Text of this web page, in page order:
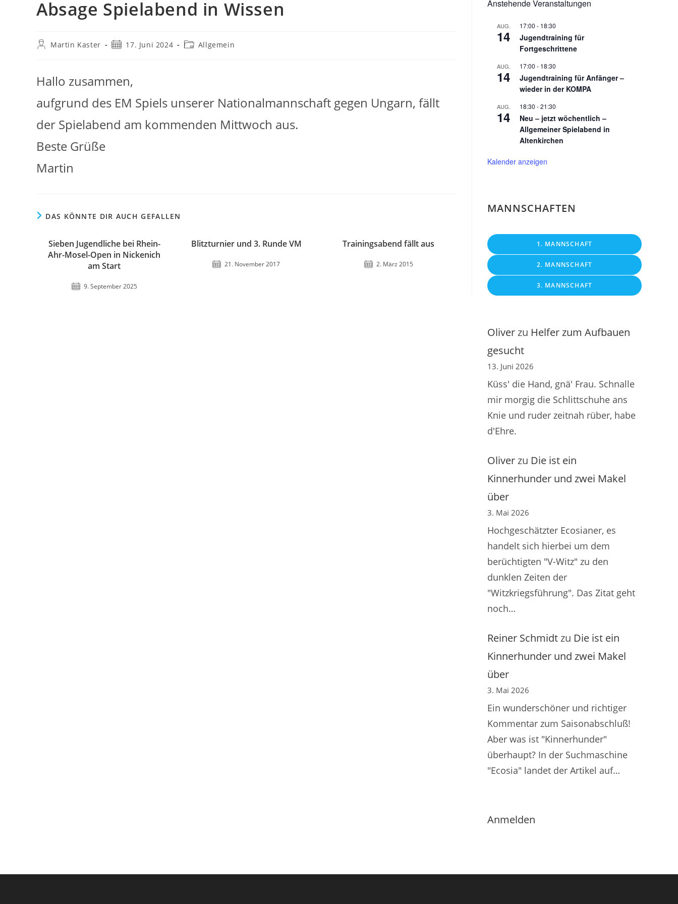
Absage Spielabend in Wissen
Beitrags-
Martin Kaster
Beitrag17. Juni 2024
Beitrags-
Allgemein
Hallo zusammen,
aufgrund des EM Spiels unserer Nationalmannschaft gegen Ungarn, fällt
der Spielabend am kommenden Mittwoch aus.
Beste Grüße
Martin
DAS KÖNNTE DIR AUCH GEFALLEN
Sieben Jugendliche bei Rhein-
Ahr-Mosel-Open in Nickenich
am Start
9. September 2025
Blitzturnier und 3. Runde VM
21. November 2017
Trainingsabend fällt aus
2. März 2015
Anstehende Veranstaltungen
AUG.
14
17:00 - 18:30
Jugendtraining für
Fortgeschrittene
AUG.
14
17:00 - 18:30
Jugendtraining für Anfänger –
wieder in der KOMPA
AUG.
14
18:30 -21:30
Neu – jetzt wöchentlich –
Allgemeiner Spielabend in
Altenkirchen
Kalender anzeigen
MANNSCHAFTEN
1. MANNSCHAFT
2. MANNSCHAFT
3. MANNSCHAFT
Oliverzu Helfer zum Aufbauen
gesucht
13. Juni 2026
Küss' die Hand, gnä' Frau. Schnalle
mir morgig die Schlittschuhe ans
Knie und ruder zeitnah rüber, habe
d'Ehre.
Oliverzu Die ist ein
Kinnerhunder und zwei Makel
über
3. Mai 2026
Hochgeschätzter Ecosianer, es
handelt sich hierbei um dem
berüchtigten "V-Witz" zu den
dunklen Zeiten der
"Witzkriegsführung". Das Zitat geht
noch…
Reiner Schmidtzu Die ist ein
Kinnerhunder und zwei Makel
über
3. Mai 2026
Ein wunderschöner und richtiger
Kommentar zum Saisonabschluß!
Aber was ist "Kinnerhunder"
überhaupt? In der Suchmaschine
"Ecosia" landet der Artikel auf…
Anmelden